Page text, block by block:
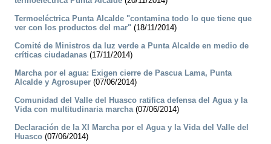
Termoeléctrica Punta Alcalde "contamina todo lo que tiene que
ver con los productos del mar" (18/11/2014)
Comité de Ministros da luz verde a Punta Alcalde en medio de
críticas ciudadanas (17/11/2014)
Marcha por el agua: Exigen cierre de Pascua Lama, Punta
Alcalde y Agrosuper (07/06/2014)
Comunidad del Valle del Huasco ratifica defensa del Agua y la
Vida con multitudinaria marcha(07/06/2014)
Declaración de la XI Marcha por el Agua y la Vida del Valle del
Huasco (07/06/2014)